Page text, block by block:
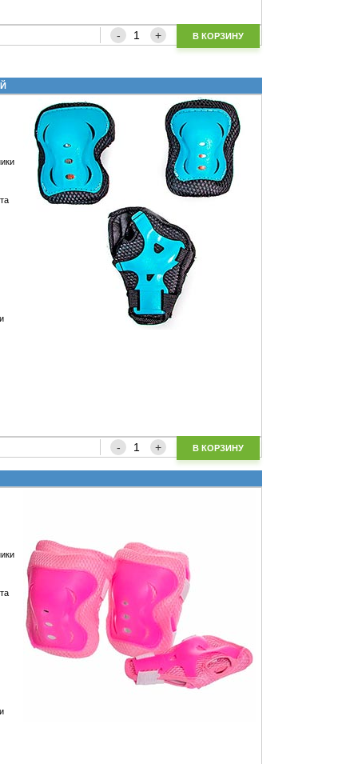
В КОРЗИНУ
В КОРЗИНУ